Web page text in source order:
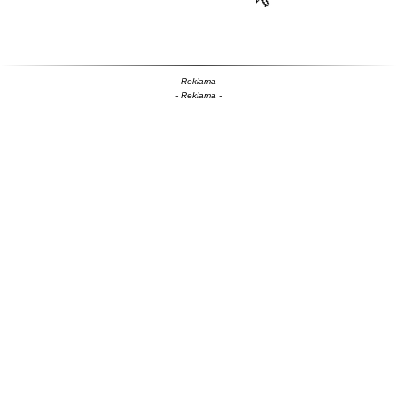
- Reklama -
- Reklama -